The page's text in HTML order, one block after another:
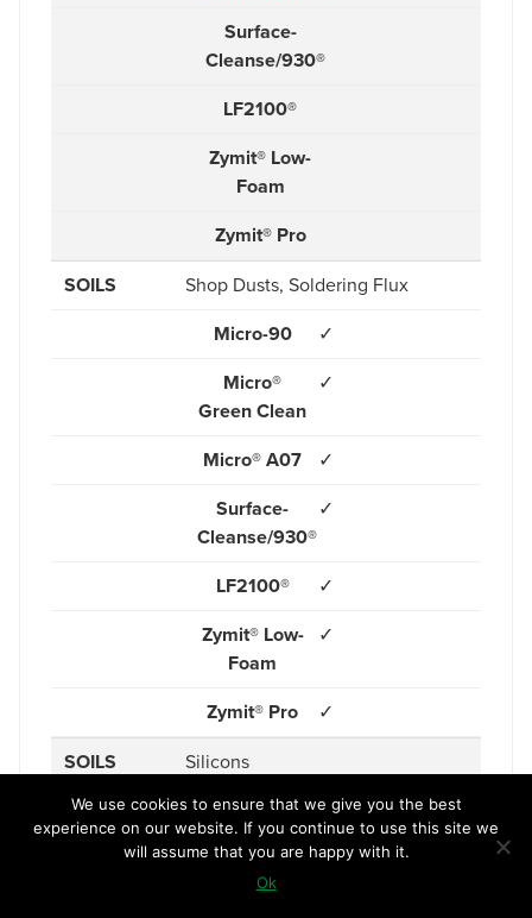
Surface-
Cleanse/930®
LF2100®
Zymit® Low-
Foam
Zymit® Pro
SOILS Shop Dusts, Soldering Flux
Micro-90 ✓
Micro®
Green Clean
✓
Micro® A07 ✓
Surface-
Cleanse/930®
✓
LF2100® ✓
Zymit® Low-
Foam
✓
Zymit® Pro ✓
SOILS Silicons
Micro-90 ✓
Micro®
Green Clean
✓
We use cookies to ensure that we give you the best
experience on our website. If you continue to use this site we
will assume that you are happy with it.
Ok